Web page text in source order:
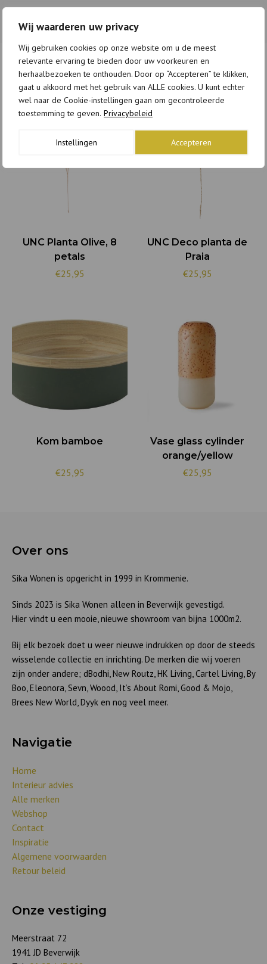
Wij waarderen uw privacy
Wij gebruiken cookies op onze website om u de meest
relevante ervaring te bieden door uw voorkeuren en
herhaalbezoeken te onthouden. Door op “Accepteren” te klikken,
gaat u akkoord met het gebruik van ALLE cookies. U kunt echter
wel naar de Cookie-instellingen gaan om gecontroleerde
toestemming te geven. Privacybeleid
Instellingen Accepteren
GERELATEERDE PRODUCTEN
UNC Planta Olive, 8
petals
€25,95
UNC Deco planta de
Praia
€25,95
Kom bamboe
€25,95
Vase glass cylinder
orange/yellow
€25,95
Over ons
Sika Wonen is opgericht in 1999 in Krommenie.
Sinds 2023 is Sika Wonen alleen in Beverwijk gevestigd.
Hier vindt u een mooie, nieuwe showroom van bijna 1000m2.
Bij elk bezoek doet u weer nieuwe indrukken op door de steeds
wisselende collectie en inrichting. De merken die wij voeren
zijn onder andere; dBodhi, New Routz, HK Living, Cartel Living, By
Boo, Eleonora, Sevn, Woood, It’s About Romi, Good & Mojo,
Brees New World, Dyyk en nog veel meer.
Navigatie
Home
Interieur advies
Alle merken
Webshop
Contact
Inspiratie
Algemene voorwaarden
Retour beleid
Onze vestiging
Meerstraat 72
1941 JD Beverwijk